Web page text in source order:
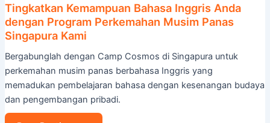
Tingkatkan Kemampuan Bahasa Inggris Anda
dengan Program Perkemahan Musim Panas
Singapura Kami
Bergabunglah dengan Camp Cosmos di Singapura untuk
perkemahan musim panas berbahasa Inggris yang
memadukan pembelajaran bahasa dengan kesenangan budaya
dan pengembangan pribadi.